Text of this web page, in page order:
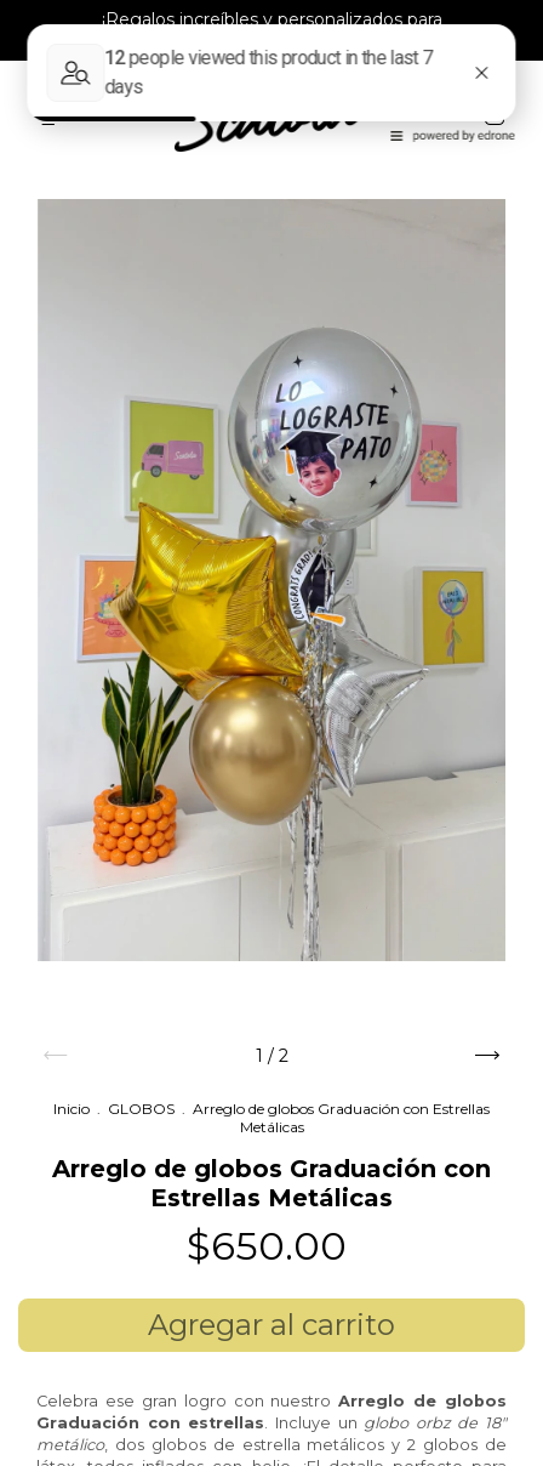
¡Regalos increíbles y personalizados para
1 / 2
Inicio . GLOBOS . Arreglo de globos Graduación con Estrellas
Metálicas
Arreglo de globos Graduación con
Estrellas Metálicas
$650.00
Celebra ese gran logro con nuestroArreglo de globos
Graduación con estrellas. Incluye un globo orbz de 18"
metálico, dos globos de estrella metálicos y 2 globos de